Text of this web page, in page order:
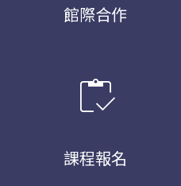
館際合作
inventory
課程報名